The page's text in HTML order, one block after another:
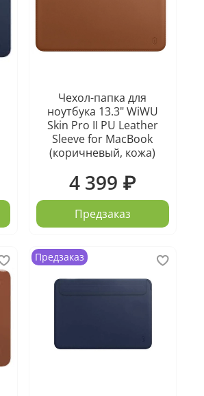
Чехол-папка для
ноутбука 13.3" WiWU
Skin Pro II PU Leather
Sleeve for MacBook
(коричневый, кожа)
4 399 ₽
Предзаказ
Предзаказ